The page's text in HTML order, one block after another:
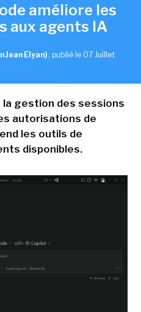
améliore les
aux agents IA
Elyan) , publié le 07 Juillet
la gestion des sessions
autorisations de
les outils de
disponibles.